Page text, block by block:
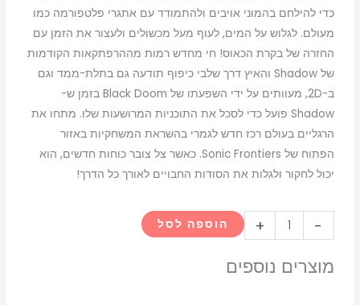
כדי להילחם בהמוני אויבים ולהתמודד עם אתגרי פלטפורמה כמו
מעולם. לגלוש על המים, לעוף מעל מכשולים ולעצור את הזמן עם
החזרה של בקרת הכאוס! חי מחדש רמות מההרפתקאות הקודמות
של Shadow והאיץ דרך שלבי כיפוף תודעה גם בתלת-ממד וגם
ב-2D, מעוותים על ידי השפעתו של Black Doom בזמן ש-
Shadow פועל כדי לסכל את התוכניות המרושעות שלו. מתחו את
הרגליים בעולם רכז חדש לגמרי בהשראת המשחקיות באזור
הפתוח של Sonic Frontiers. כאשר צל צובר כוחות חדשים, הוא
יכול לחקור ולגלות את הסודות החבויים לאורך כל הדרך!
-
של
Sonic
+ הוספה לסל
מוצרים נוספים